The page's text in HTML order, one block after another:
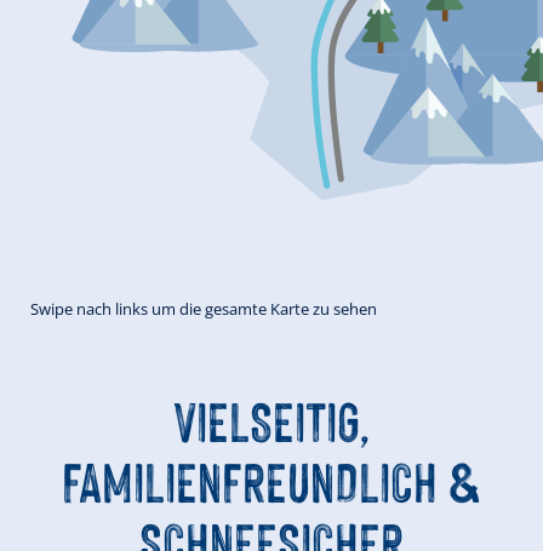
Swipe nach links um die gesamte Karte zu sehen
VIELSEITIG,
FAMILIENFREUNDLICH &